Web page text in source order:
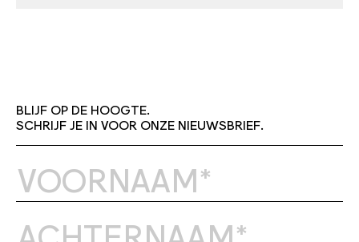
BLIJF OP DE HOOGTE.
SCHRIJF JE IN VOOR ONZE NIEUWSBRIEF.